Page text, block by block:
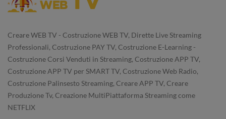
Creare WEB TV - Costruzione WEB TV, Dirette Live Streaming
Professionali, Costruzione PAY TV, Costruzione E-Learning -
Costruzione Corsi Venduti in Streaming, Costruzione APP TV,
Costruzione APP TV per SMART TV, Costruzione Web Radio,
Costruzione Palinsesto Streaming, Creare APP TV, Creare
Produzione Tv, Creazione MultiPiattaforma Streaming come
NETFLIX